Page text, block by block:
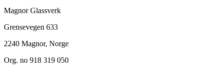
Magnor Glassverk
Grensevegen 633
2240 Magnor, Norge
Org. no 918 319 050